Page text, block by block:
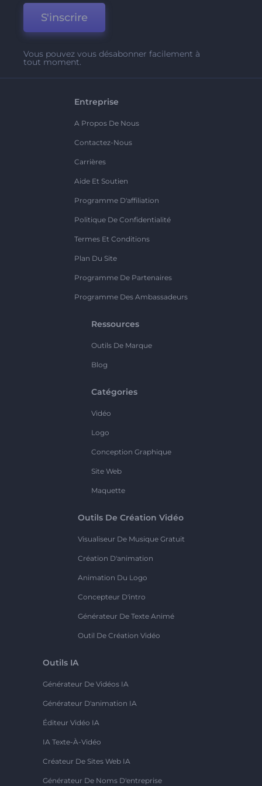
S'inscrire
Vous pouvez vous désabonner facilement à
tout moment.
Entreprise
A Propos De Nous
Contactez-Nous
Carrières
Aide Et Soutien
Programme D'affiliation
Politique De Confidentialité
Termes Et Conditions
Plan Du Site
Programme De Partenaires
Programme Des Ambassadeurs
Ressources
Outils De Marque
Blog
Catégories
Vidéo
Logo
Conception Graphique
Site Web
Maquette
Outils De Création Vidéo
Visualiseur De Musique Gratuit
Création D'animation
Animation Du Logo
Concepteur D'intro
Générateur De Texte Animé
Outil De Création Vidéo
Outils IA
Générateur De Vidéos IA
Générateur D'animation IA
Éditeur Vidéo IA
IA Texte-À-Vidéo
Créateur De Sites Web IA
Générateur De Noms D'entreprise